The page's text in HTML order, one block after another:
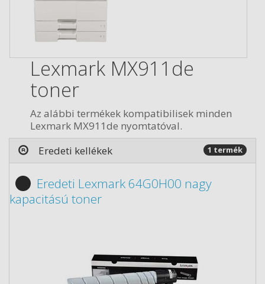
Lexmark MX911de
toner
Az alábbi termékek kompatibilisek minden
Lexmark MX911de nyomtatóval.
Eredeti kellékek
1 termék
Eredeti Lexmark 64G0H00 nagy
kapacitású toner